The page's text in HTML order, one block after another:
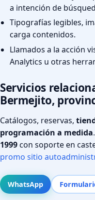
a intención de
Tipografías legibles,
carga contenidos.
Llamados a la acción
Analytics u otras
Servicios
Bermejito,
Catálogos, reservas,
programación a medida
1999con soporte en
promo sitio
WhatsApp